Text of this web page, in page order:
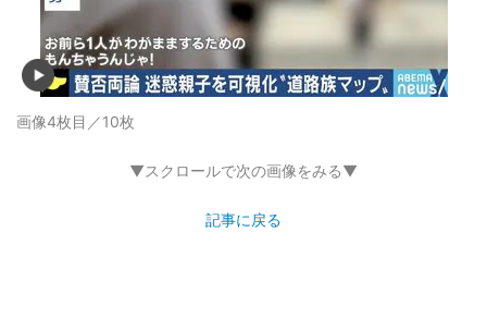
画像4枚目／10枚
▼スクロールで次の画像をみる▼
記事に戻る